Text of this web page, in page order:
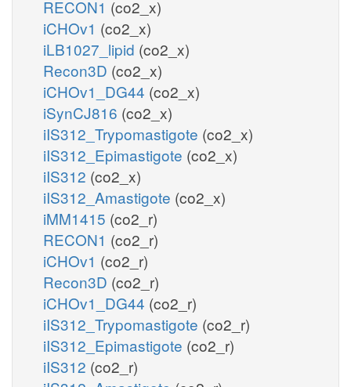
RECON1 (co2_x)
iCHOv1 (co2_x)
iLB1027_lipid (co2_x)
Recon3D (co2_x)
iCHOv1_DG44 (co2_x)
iSynCJ816 (co2_x)
iIS312_Trypomastigote (co2_x)
iIS312_Epimastigote (co2_x)
iIS312 (co2_x)
iIS312_Amastigote (co2_x)
iMM1415 (co2_r)
RECON1 (co2_r)
iCHOv1 (co2_r)
Recon3D (co2_r)
iCHOv1_DG44 (co2_r)
iIS312_Trypomastigote (co2_r)
iIS312_Epimastigote (co2_r)
iIS312 (co2_r)